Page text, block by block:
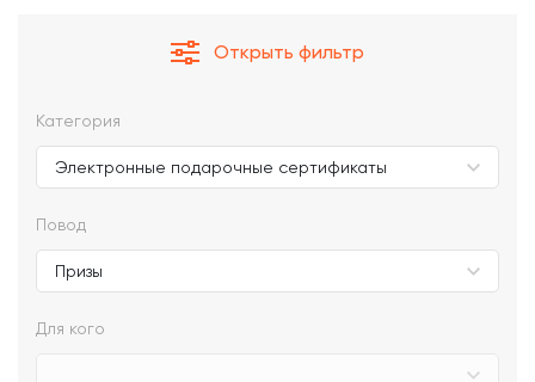
Открыть фильтр
Категория
Повод
Для кого